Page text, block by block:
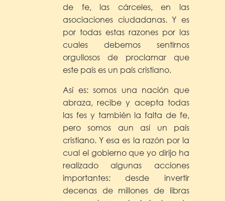
de fe, las cárceles, en las
asociaciones ciudadanas. Y es
por todas estas razones por las
cuales debemos sentirnos
orgullosos de proclamar que
este país es un país cristiano.
Así es: somos una nación que
abraza, recibe y acepta todas
las fes y también la falta de fe,
pero somos aun así un país
cristiano. Y esa es la razón por la
cual el gobierno que yo dirijo ha
realizado algunas acciones
importantes: desde invertir
decenas de millones de libras